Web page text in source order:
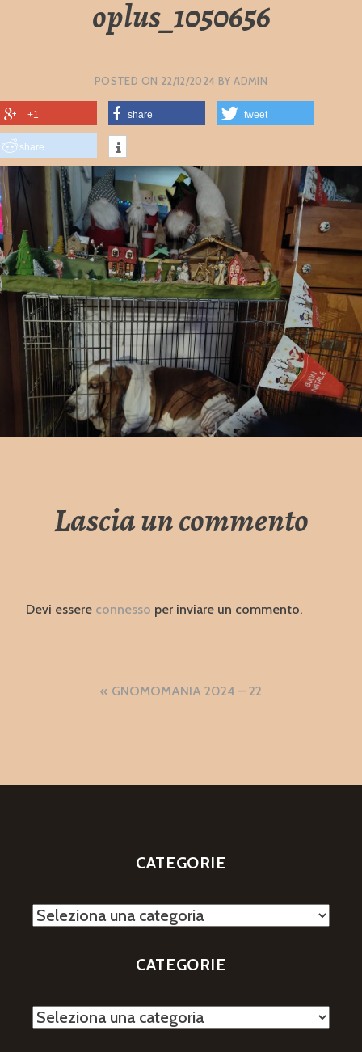
oplus_1050656
POSTED ON 22/12/2024 BYADMIN
+1 share tweet
share
Lascia un commento
Devi essere connesso per inviare un commento.
NavigazioneGNOMOMANIA 2024 – 22
CATEGORIE
Categorie
CATEGORIE
Categorie